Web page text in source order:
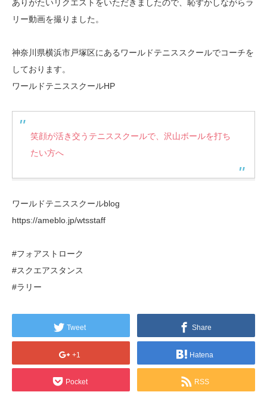
ありがたいリクエストをいただきましたので、恥ずかしながらラ
リー動画を撮りました。
神奈川県横浜市戸塚区にあるワールドテニススクールでコーチを
しております。
ワールドテニススクールHP
笑顔が活き交うテニススクールで、沢山ボールを打ち
たい方へ
ワールドテニススクールblog
https://ameblo.jp/wtsstaff
#フォアストローク
#スクエアスタンス
#ラリー
Tweet Share
+1 Hatena
Pocket RSS